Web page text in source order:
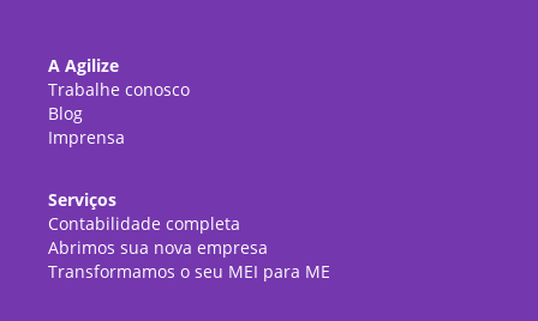
A Agilize
Trabalhe conosco
Blog
Imprensa
Serviços
Contabilidade completa
Abrimos sua nova empresa
Transformamos o seu MEI para ME